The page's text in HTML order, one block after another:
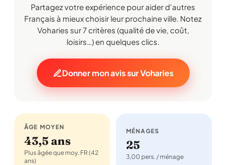
Partagez votre expérience pour aider d'autres
Français à mieux choisir leur prochaine ville. Notez
Voharies sur 7 critères (qualité de vie, coût,
loisirs…) en quelques clics.
Donner mon avis sur Voharies
ÂGE MOYEN
43,5 ans
Plus âgée que moy. FR (42
ans)
MÉNAGES
25
3,00 pers. / ménage